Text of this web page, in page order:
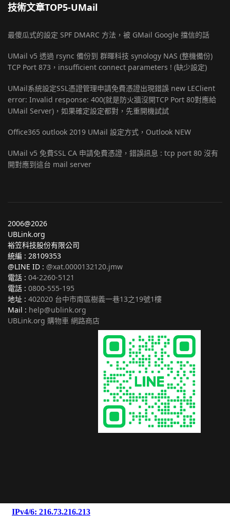
技術文章TOP5-UMail
最傻瓜式的設定 SPF DMARC 方法，被 GMail Google 擋信的話
UMail v5 透過 rsync 備份到 群暉科技 synology NAS (整機備份)
TCP Port 873，insufficient connect parameters ! (缺少設定)
UMail系統設定SSL憑證管理申請免費憑證出現錯誤 new LEClient
error: Invalid response: 400(就是防火牆沒開TCP Port 80對應給
UMail Server)，如果確定設定都對，先重開機試試
Office365 outlook 2019 UMail 設定方式，Outlook NEW
UMail v5 免費SSL CA 申請免費憑證，錯誤訊息 : tcp port 80 沒有
開對應到這台 mail server
2006@2026
UBLink.org
裕笠科技股份有限公司
統編 : 28109353
@LINE ID : @xat.0000132120.jmw
電話 : 04-2260-5121
電話 : 0800-555-195
地址 : 402020 台中市南區樹義一巷13之19號1樓
Mail : help@ublink.org
UBLink.org 購物車 網路商店